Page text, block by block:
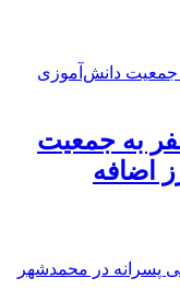
هزار نفر به جمعیت
اضافه